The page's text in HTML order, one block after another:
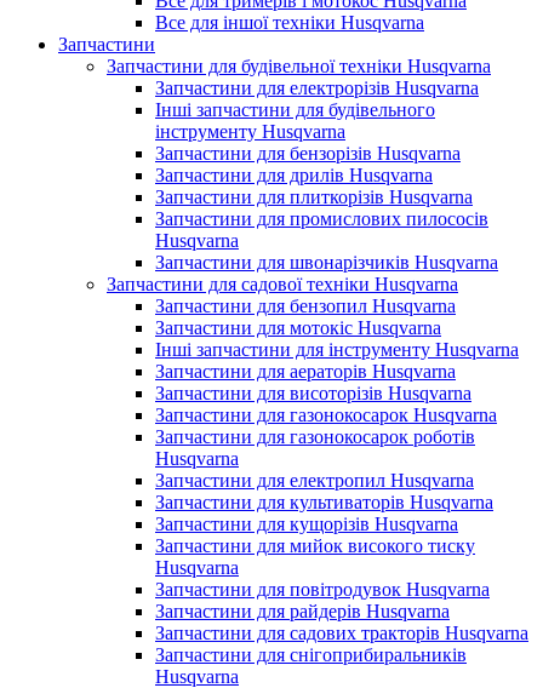
Все для іншої техніки Husqvarna
Запчастини
Запчастини для будівельної техніки Husqvarna
Запчастини для електрорізів Husqvarna
Інші запчастини для будівельного
інструменту Husqvarna
Запчастини для бензорізів Husqvarna
Запчастини для дрилів Husqvarna
Запчастини для плиткорізів Husqvarna
Запчастини для промислових пилососів
Husqvarna
Запчастини для швонарізчиків Husqvarna
Запчастини для садової техніки Husqvarna
Запчастини для бензопил Husqvarna
Запчастини для мотокіс Husqvarna
Інші запчастини для інструменту Husqvarna
Запчастини для аераторів Husqvarna
Запчастини для висоторізів Husqvarna
Запчастини для газонокосарок Husqvarna
Запчастини для газонокосарок роботів
Husqvarna
Запчастини для електропил Husqvarna
Запчастини для культиваторів Husqvarna
Запчастини для кущорізів Husqvarna
Запчастини для мийок високого тиску
Husqvarna
Запчастини для повітродувок Husqvarna
Запчастини для райдерів Husqvarna
Запчастини для садових тракторів Husqvarna
Запчастини для снігоприбиральників
Husqvarna